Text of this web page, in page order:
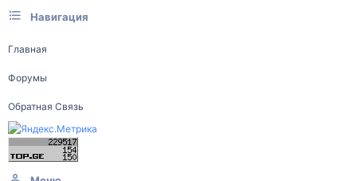
Навигация
Главная
Форумы
Обратная Связь